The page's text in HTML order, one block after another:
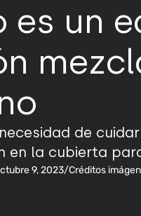
es un
de
en la cubierta
9, 2023/Créditos